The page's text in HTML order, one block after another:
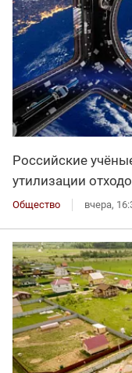
Российские
утилизации
Общество вчера,